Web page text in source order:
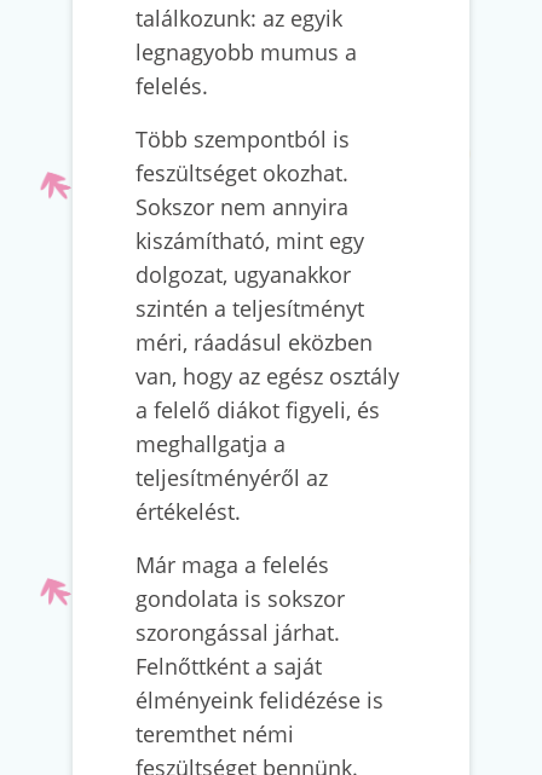
találkozunk: az egyik
legnagyobb mumus a
felelés.
Több szempontból is
feszültséget okozhat.
Sokszor nem annyira
kiszámítható, mint egy
dolgozat, ugyanakkor
szintén a teljesítményt
méri, ráadásul eközben
van, hogy az egész osztály
a felelő diákot figyeli, és
meghallgatja a
teljesítményéről az
értékelést.
Már maga a felelés
gondolata is sokszor
szorongással járhat.
Felnőttként a saját
élményeink felidézése is
teremthet némi
feszültséget bennünk.